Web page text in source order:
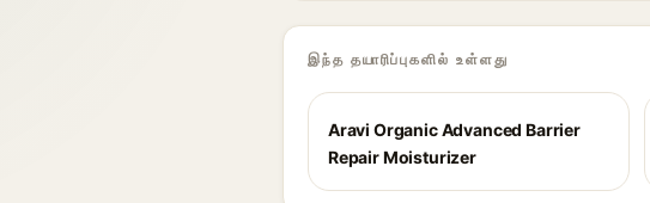
இந்த தயாரிப்புகளில் உள்ளது
Aravi Organic Advanced Barrier
Repair Moisturizer